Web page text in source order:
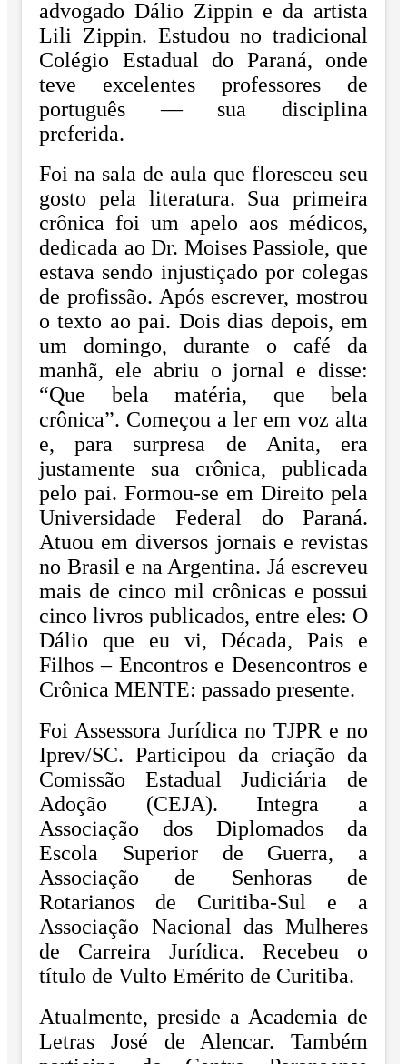
advogado Dálio Zippin e da artista
Lili Zippin. Estudou no tradicional
Colégio Estadual do Paraná, onde
teve excelentes professores de
português — sua disciplina
preferida.
Foi na sala de aula que floresceu seu
gosto pela literatura. Sua primeira
crônica foi um apelo aos médicos,
dedicada ao Dr. Moises Passiole, que
estava sendo injustiçado por colegas
de profissão. Após escrever, mostrou
o texto ao pai. Dois dias depois, em
um domingo, durante o café da
manhã, ele abriu o jornal e disse:
“Que bela matéria, que bela
crônica”. Começou a ler em voz alta
e, para surpresa de Anita, era
justamente sua crônica, publicada
pelo pai. Formou-se em Direito pela
Universidade Federal do Paraná.
Atuou em diversos jornais e revistas
no Brasil e na Argentina. Já escreveu
mais de cinco mil crônicas e possui
cincolivros publicados, entre eles: O
Dálio que eu vi, Década, Pais e
Filhos – Encontros eDesencontros e
Crônica MENTE: passado presente.
Foi Assessora Jurídica no TJPR e no
Iprev/SC. Participou da criação da
Comissão EstadualJudiciária de
Adoção (CEJA). Integra a
Associação dos Diplomados da
Escola Superior de Guerra, a
Associação de Senhoras de
Rotarianos de Curitiba-Sul e a
Associação Nacionaldas Mulheres
de Carreira Jurídica. Recebeu o
título de Vulto Emérito de Curitiba.
Atualmente, preside a Academia de
Letras José de Alencar. Também